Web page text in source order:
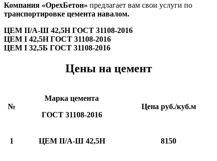
Компания «ОрехБетон» предлагает вам свои услуги по
транспортировке цемента навалом.
ЦЕМ II/А-Ш 42,5Н ГОСТ 31108-2016
ЦЕМ I 42,5Н ГОСТ 31108-2016
ЦЕМ I 32,5Б ГОСТ 31108-2016
Цены на цемент
№
Марка цемента
ГОСТ 31108-2016
Цена руб./куб.м
1 ЦЕМ II/А-Ш 42,5Н 8150